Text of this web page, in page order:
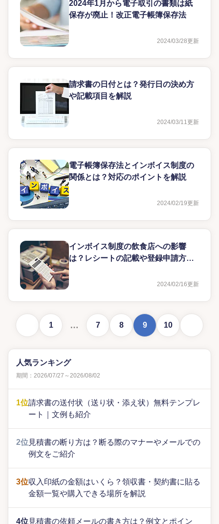
人気ランキング
期間：2026/07/27～2026/08/02
1位請求書の送付状（送り状・添え状）無料テンプレ
ート｜文例も紹介
2位見積書の断り方は？断る際のマナーやメールでの
例文をご紹介
3位収入印紙の金額はいくら？領収書・契約書に貼る
金額一覧や購入できる場所を解説
4位見積書の依頼メールの書き方は？例文とポイン
2024年1月から電子取引の書類は紙
保存が廃止！改正電子帳簿保存法
2024/03/28更新
請求書の日付とは？発行日の決め方
や記載項目を解説
2024/03/11更新
電子帳簿保存法とインボイス制度の
関係とは？対応のポイントを解説
2024/02/19更新
インボイス制度の飲食店への影響
は？レシートの記載や登録申請方法
2024/02/16更新
前に戻る1 … 7 8 9 10 次に進む